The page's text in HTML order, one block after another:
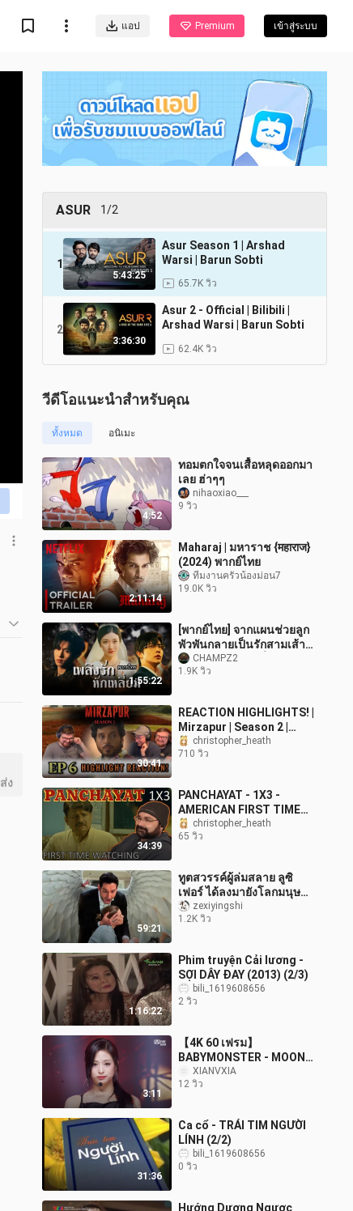
แอป Premium เข้าสู่ระบบ
ASUR 1/2
1
5:43:25
Asur Season 1 | Arshad
Warsi | Barun Sobti
65.7K วิว
2
3:36:30
Asur 2 - Official | Bilibili |
Arshad Warsi | Barun Sobti
62.4K วิว
วีดีโอแนะนำสำหรับคุณ
ทั้งหมด อนิเมะ
4:52
ทอมตกใจจนเสื้อหลุดออกมา
เลย ฮ่าๆๆ
nihaoxiao___
9 วิว
2:11:14
Maharaj | มหาราช {महाराज}
(2024) พากย์ไทย
ทีมงานครัวน้องม่อน7
19.0K วิว
1:55:22
[พากย์ไทย] จากแผนช่วยลูก
พัวพันกลายเป็นรักสามเส้า…
ระหว่างสองหนุ่มที่ถูกมอม
เธอจะเลือกใคร?😱💔
CHAMPZ2
1.9K วิว
30:41
REACTION HIGHLIGHTS! |
Mirzapur | Season 2 |
Episode 6 | The Slice of
Life Podcast
christopher_heath
710 วิว
34:39
PANCHAYAT - 1X3 -
AMERICAN FIRST TIME
WATCHING - REACTION
& REVIEW
christopher_heath
65 วิว
59:21
ทูตสวรรค์ผู้ล่มสลาย ลูซิ
เฟอร์ ได้ลงมายังโลกมนุษย์
จนมนุษย์ต่างคิดว่าเขาเป็น
แค่เจ้าของบาร์ «ลูซิเฟอร์
zexiyingshi
1.2K วิว
1:16:22
Phim truyện Cải lương -
SỢI DÂY ĐAY (2013) (2/3)
bili_1619608656
2 วิว
3:11
【4K 60 เฟรม】
BABYMONSTER - MOON
(260806)
XIANVXIA
12 วิว
31:36
Ca cổ - TRÁI TIM NGƯỜI
LÍNH (2/2)
bili_1619608656
0 วิว
Hướng Dương Ngược
ส่ง